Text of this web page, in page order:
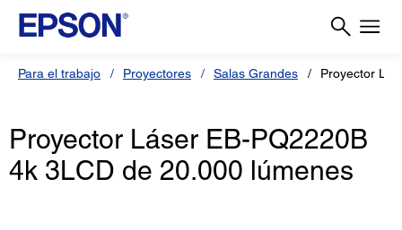
Para el trabajo Proyectores Salas Grandes Proyector
Proyector Láser EB-PQ2220B
4k 3LCD de 20.000 lúmenes